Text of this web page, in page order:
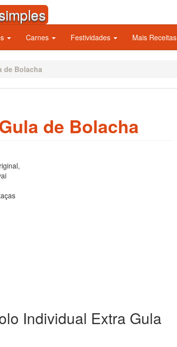
Carnes Festividades Mais Receitas
de Bolacha
de Bolacha
Individual Extra Gula